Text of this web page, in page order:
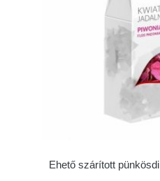
Ehető szárított